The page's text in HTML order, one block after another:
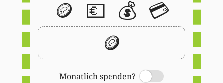
🪙 💶 💰 💳
🪙
Monatlich spenden?
Switch